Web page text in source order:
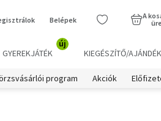
Belépek
A
GYEREKJÁTÉK
új
KIEGÉSZÍTŐ/AJÁNDÉK
program Akciók